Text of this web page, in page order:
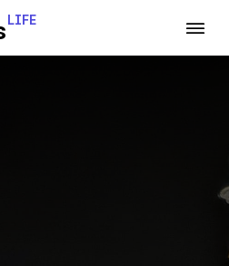
LIFE